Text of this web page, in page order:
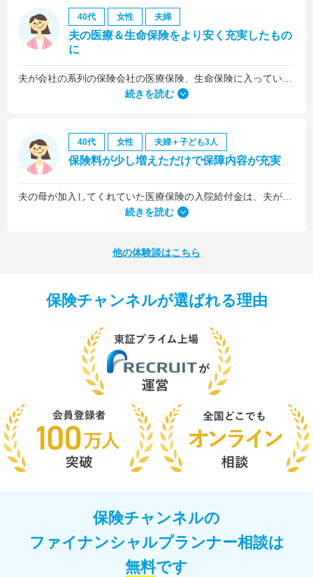
40代 女性 夫婦
夫の医療＆生命保険をより安く充実したもの
に
続きを読む
40代 女性 夫婦＋子ども3人
保険料が少し増えただけで保障内容が充実
続きを読む
他の体験談はこちら
保険チャンネルが選ばれる理由
保険チャンネルの
ファイナンシャルプランナー相談は
無料です